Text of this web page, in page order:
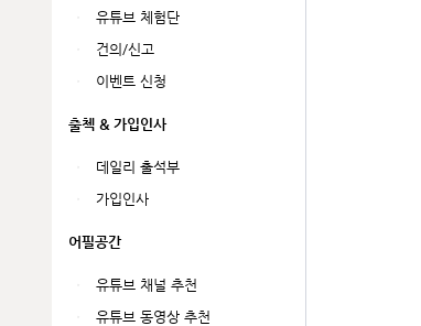
유튜브 체험단
건의/신고
이벤트 신청
출첵 & 가입인사
데일리 출석부
가입인사
어필공간
유튜브 채널 추천
유튜브 동영상 추천